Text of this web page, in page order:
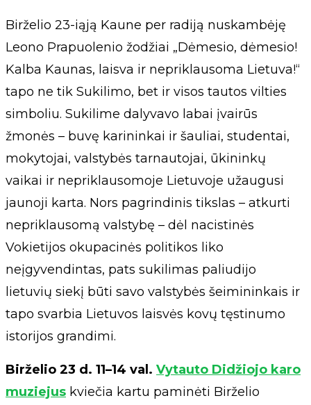
Birželio 23-iąją Kaune per radiją nuskambėję
Leono Prapuolenio žodžiai „Dėmesio, dėmesio!
Kalba Kaunas, laisva ir nepriklausoma Lietuva!“
tapo ne tik Sukilimo, bet ir visos tautos vilties
simboliu. Sukilime dalyvavo labai įvairūs
žmonės – buvę karininkai ir šauliai, studentai,
mokytojai, valstybės tarnautojai, ūkininkų
vaikai ir nepriklausomoje Lietuvoje užaugusi
jaunoji karta. Nors pagrindinis tikslas – atkurti
nepriklausomą valstybę – dėl nacistinės
Vokietijos okupacinės politikos liko
neįgyvendintas, pats sukilimas paliudijo
lietuvių siekį būti savo valstybės šeimininkais ir
tapo svarbia Lietuvos laisvės kovų tęstinumo
istorijos grandimi.
Birželio 23 d. 11–14 val. Vytauto Didžiojo karo
muziejus kviečia kartu paminėti Birželio